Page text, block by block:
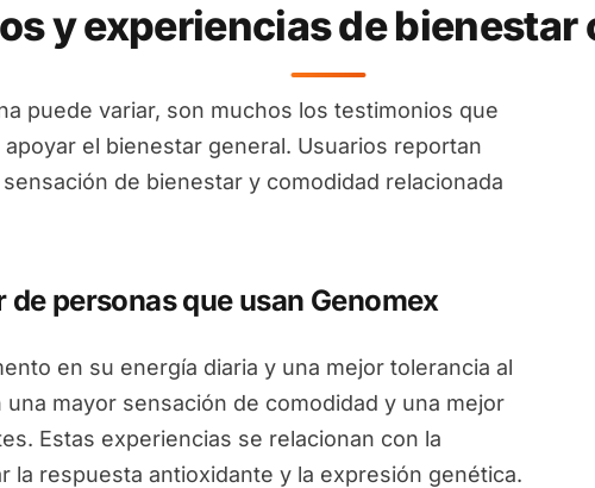
y experiencias de bienestar
puede variar, son muchos los testimonios que
el bienestar general. Usuarios reportan
de bienestar y comodidad relacionada
personas que usan Genomex
en su energía diaria y una mejor tolerancia al
mayor sensación de comodidad y una mejor
Estas experiencias se relacionan con la
la respuesta antioxidante y la expresión genética.